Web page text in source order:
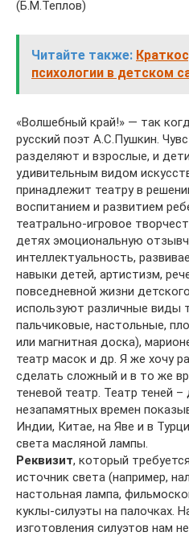
(Б.М.Теплов)
Читайте также:
психологии в детском
«Волшебный край!» — так
русский поэт А.С.Пушкин.
разделяют и взрослые, и
удивительным видом
принадлежит театру в
воспитанием и развитием
театрально-игровое
детях эмоциональную
интеллектуальность,
навыки детей, артистизм,
повседневной жизни
используют различные виды
пальчиковые, настольные,
или магнитная доска),
театр масок и др. Я же хочу
сделать сложный и в то же
теневой театр. Театр теней –
незапамятных времен
Индии, Китае, на Яве и в
света масляной лампы.
Реквизит, который
источник света (например,
настольная лампа,
куклы-силуэты на палочках.
изготовления силуэтов нам